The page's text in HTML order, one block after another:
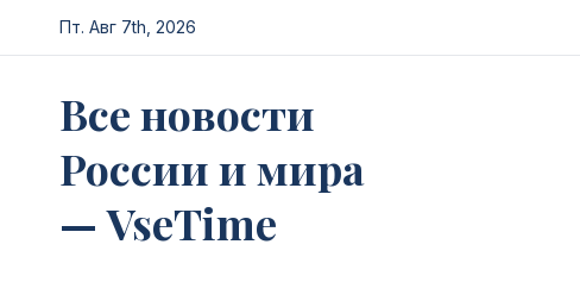
Перейти
к
Пт. Авг 7th, 2026
Все новости
России и мира
— VseTime